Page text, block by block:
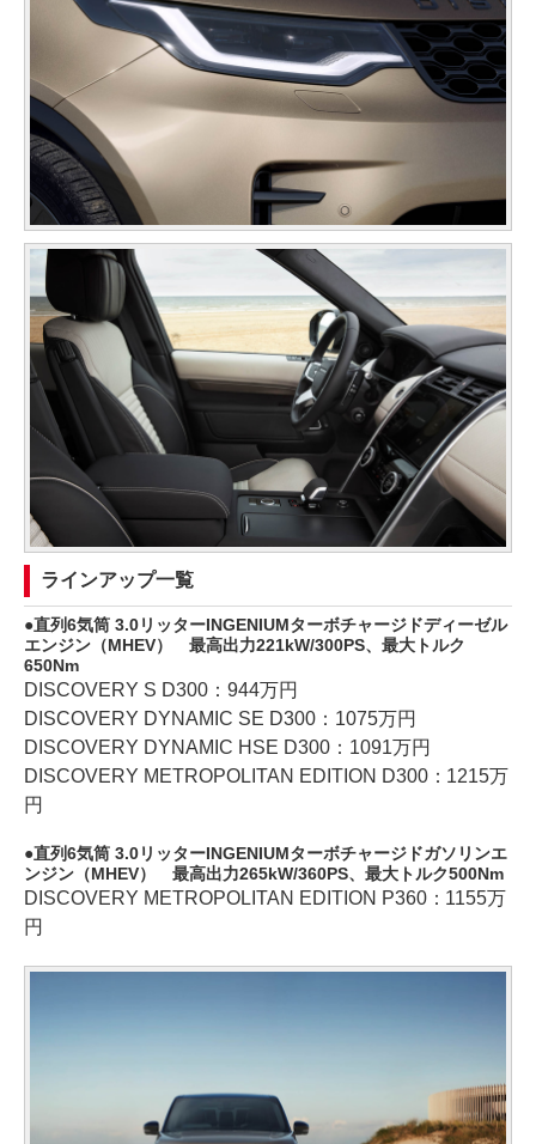
ラインアップ一覧
直列6気筒 3.0リッターINGENIUMターボチャージドディーゼル
エンジン（MHEV） 最高出力221kW/300PS、最大トルク
650Nm
DISCOVERY S D300：944万円
DISCOVERY DYNAMIC SE D300：1075万円
DISCOVERY DYNAMIC HSE D300：1091万円
DISCOVERY METROPOLITAN EDITION D300：1215万
円
直列6気筒 3.0リッターINGENIUMターボチャージドガソリンエ
ンジン（MHEV） 最高出力265kW/360PS、最大トルク500Nm
DISCOVERY METROPOLITAN EDITION P360：1155万
円